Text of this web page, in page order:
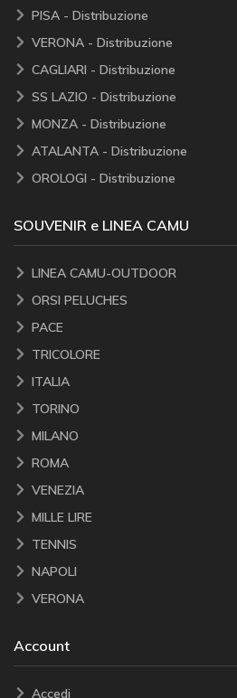
PISA - Distribuzione
VERONA - Distribuzione
CAGLIARI - Distribuzione
SS LAZIO - Distribuzione
MONZA - Distribuzione
ATALANTA - Distribuzione
OROLOGI - Distribuzione
SOUVENIR e LINEA CAMU
LINEA CAMU-OUTDOOR
ORSI PELUCHES
PACE
TRICOLORE
ITALIA
TORINO
MILANO
ROMA
VENEZIA
MILLE LIRE
TENNIS
NAPOLI
VERONA
Account
Accedi